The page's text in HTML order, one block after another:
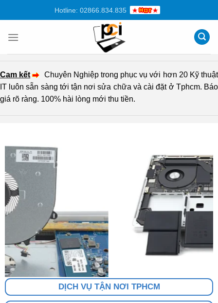
dung
Hotline: 02866.834.835
Cam kết
Chuyên Nghiệp trong phục vụ với hơn 20 Kỹ thuật
IT luôn sẵn sàng tới tận nơi sửa chữa và cài đặt ở Tphcm. Báo
giá rõ ràng. 100% hài lòng mới thu tiền.
DỊCH VỤ TẬN NƠI TPHCM